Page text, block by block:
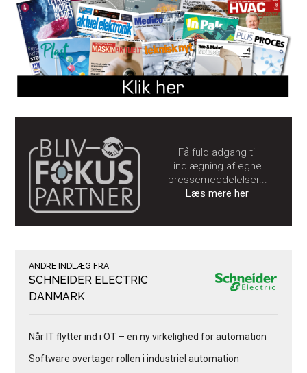
Få fuld adgang til
indlægning af egne
pressemeddelelser...
Læs mere her
ANDRE INDLÆG FRA
SCHNEIDER ELECTRIC
DANMARK
Når IT flytter ind i OT – en ny virkelighed for automation
Software overtager rollen i industriel automation